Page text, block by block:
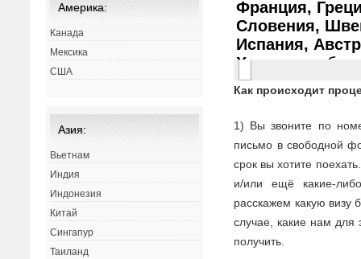
Как происходит
1) Вы звоните по
письмо в свободной
срок вы хотите
и/или ещё какие-
расскажем какую визу
случае, какие нам для
получить.
Америка:
Канада
Мексика
США
Азия:
Вьетнам
Индия
Индонезия
Китай
Сингапур
Таиланд